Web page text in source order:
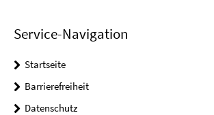
Service-Navigation
Startseite
Barrierefreiheit
Datenschutz